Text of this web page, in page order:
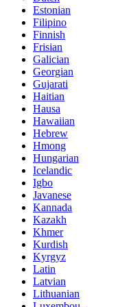
Estonian
Filipino
Finnish
Frisian
Galician
Georgian
Gujarati
Haitian
Hausa
Hawaiian
Hebrew
Hmong
Hungarian
Icelandic
Igbo
Javanese
Kannada
Kazakh
Khmer
Kurdish
Kyrgyz
Latin
Latvian
Lithuanian